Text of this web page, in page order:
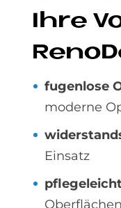
Ihre
fugenlose
moderne
Einsatz